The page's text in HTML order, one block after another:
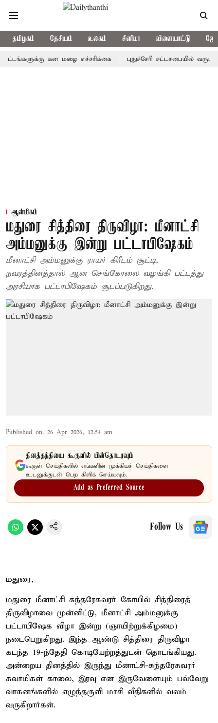
தமிழகம் தேசியம் உலகம் சினிமா விளையாட்டு
கன மழை எச்சரிக்கை புதுச்சேரி சட்டசபையில் வரும் 24ம்
ஆன்மிகம்
மதுரை சித்திரை திருவிழா: மீனாட்சி
அம்மனுக்கு இன்று பட்டாபிஷேகம்
மீனாட்சி அம்மனுக்கு ராயர் கிரீடம் சூட்டி,
நவரத்தினத்தால் ஆன செங்கோலை வழங்கி பட்டத்து
அரசியாக பட்டாபிஷேகம் சூடப்படுகிறது.
Published on: 26 Apr 2026, 12:54 am
தினத்தந்தியை கூகுளில் பின்தொடரவும்
கூகுள் செய்திகளில் எங்களின் முக்கியச் செய்திகளை
உடனுக்குடன் பெற கிளிக் செய்யவும்.
Add as Preferred Source
Follow Us
மதுரை,
மதுரை மீனாட்சி சுந்தரேசுவரர் கோயில் சித்திரைத்
திருவிழாவை முன்னிட்டு, மீனாட்சி அம்மனுக்கு
பட்டாபிஷேக விழா இன்று (ஞாயிற்றுக்கிழமை)
நடைபெறுகிறது. இந்த ஆண்டு சித்திரை திருவிழா
கடந்த 19-ந்தேதி கொடியேற்றத்துடன் தொடங்கியது.
அன்றைய தினத்தில் இருந்து மீனாட்சி-சுந்தரேசுவரர்
சுவாமிகள் காலை, இரவு என இருவேளையும் பல்வேறு
வாகனங்களில் எழுந்தருளி மாசி வீதிகளில் வலம்
வருகிறார்கள்.